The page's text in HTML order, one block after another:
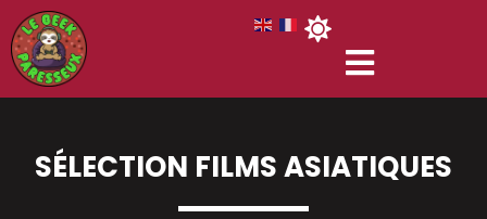
SÉLECTION FILMS ASIATIQUES